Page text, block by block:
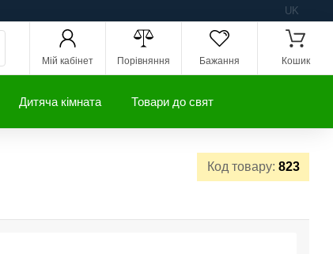
UK
Мій кабінет Порівняння Бажання Кошик
Дитяча кімната Товари до свят
Код товару: 823